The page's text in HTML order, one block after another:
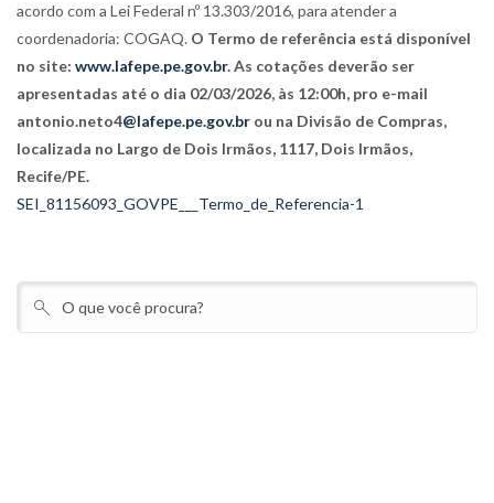
acordo com a Lei Federal nº 13.303/2016, para atender a
coordenadoria: COGAQ. O Termo de referência está disponível
no site: www.lafepe.pe.gov.br. As cotações deverão ser
apresentadas até o dia 02/03/2026, às 12:00h, pro e-mail
antonio.neto4@lafepe.pe.gov.br ou na Divisão de Compras,
localizada no Largo de Dois Irmãos, 1117, Dois Irmãos,
Recife/PE.
SEI_81156093_GOVPE___Termo_de_Referencia-1